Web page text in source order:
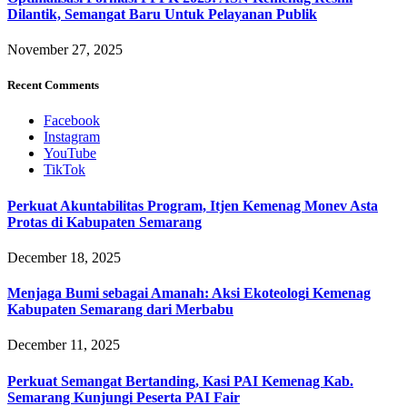
Dilantik, Semangat Baru Untuk Pelayanan Publik
November 27, 2025
Recent Comments
Facebook
Instagram
YouTube
TikTok
Perkuat Akuntabilitas Program, Itjen Kemenag Monev Asta
Protas di Kabupaten Semarang
December 18, 2025
Menjaga Bumi sebagai Amanah: Aksi Ekoteologi Kemenag
Kabupaten Semarang dari Merbabu
December 11, 2025
Perkuat Semangat Bertanding, Kasi PAI Kemenag Kab.
Semarang Kunjungi Peserta PAI Fair